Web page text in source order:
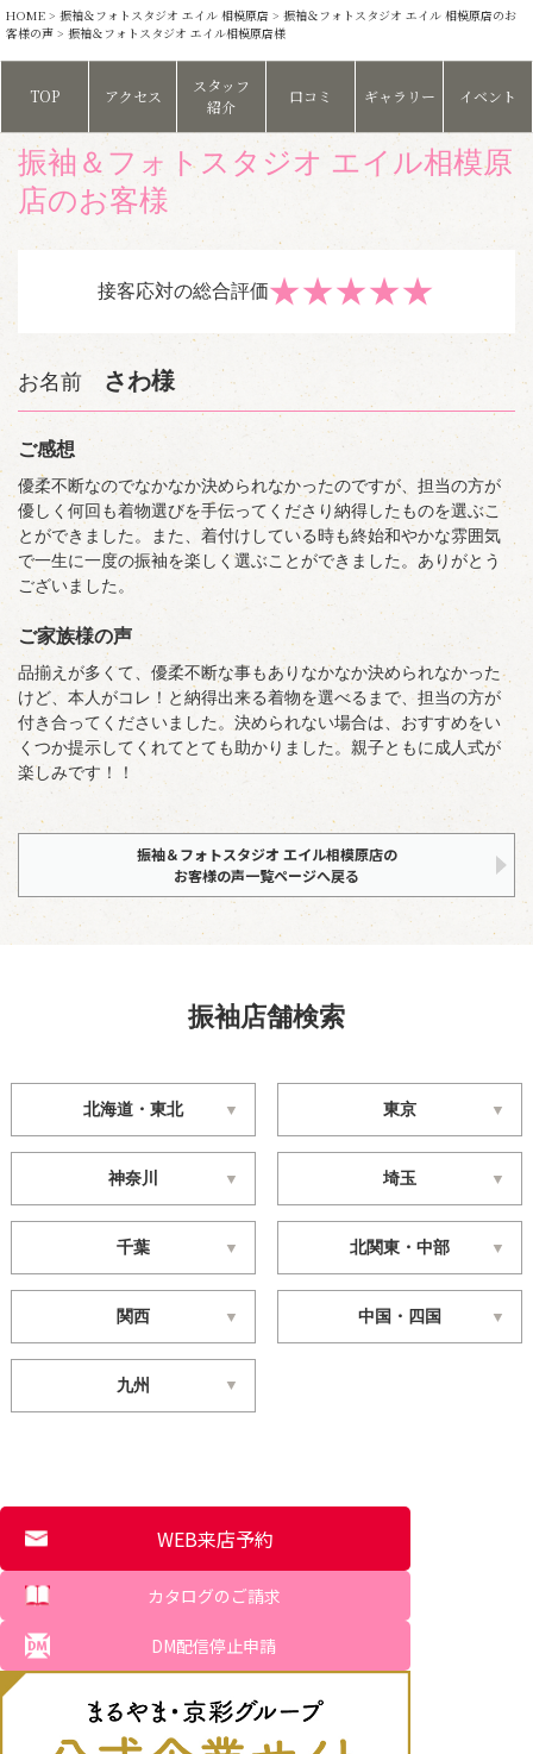
HOME > 振袖＆フォトスタジオ エイル 相模原店 > 振袖＆フォトスタジオ エイル 相模原店のお
客様の声 > 振袖＆フォトスタジオ エイル相模原店様
TOP アクセス
スタッフ
紹介
口コミ ギャラリー イベント
振袖＆フォトスタジオ エイル相模原
店のお客様
接客応対の総合評価 ★
★
★
★
★
お名前 さわ様
ご感想
優柔不断なのでなかなか決められなかったのですが、担当の方が
優しく何回も着物選びを手伝ってくださり納得したものを選ぶこ
とができました。また、着付けしている時も終始和やかな雰囲気
で一生に一度の振袖を楽しく選ぶことができました。ありがとう
ございました。
ご家族様の声
品揃えが多くて、優柔不断な事もありなかなか決められなかった
けど、本人がコレ！と納得出来る着物を選べるまで、担当の方が
付き合ってくださいました。決められない場合は、おすすめをい
くつか提示してくれてとても助かりました。親子ともに成人式が
楽しみです！！
振袖＆フォトスタジオ エイル相模原店の
お客様の声一覧ページへ戻る
振袖店舗検索
北海道・東北 東京
神奈川 埼玉
千葉 北関東・中部
関西 中国・四国
九州
WEB来店予約
カタログのご請求
DM配信停止申請